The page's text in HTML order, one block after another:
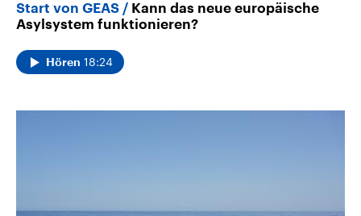
Start von GEAS
Kann das neue europäische
Asylsystem funktionieren?
Hören 18:24